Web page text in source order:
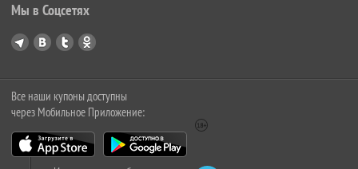
Мы в Соцсетях
Все наши купоны доступны
через Мобильное Приложение: